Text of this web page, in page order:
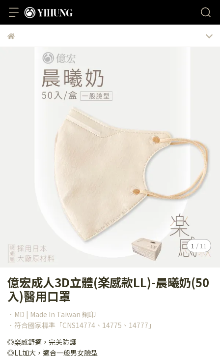
1 / 11
億宏成人3D立體(楽感款LL)-晨曦奶(50
入)醫用口罩
．MD | Made In Taiwan 鋼印
．符合國家標準「CNS14774、14775、14777」
◎楽感舒適，完美防護
◎LL加大，適合一般男女臉型